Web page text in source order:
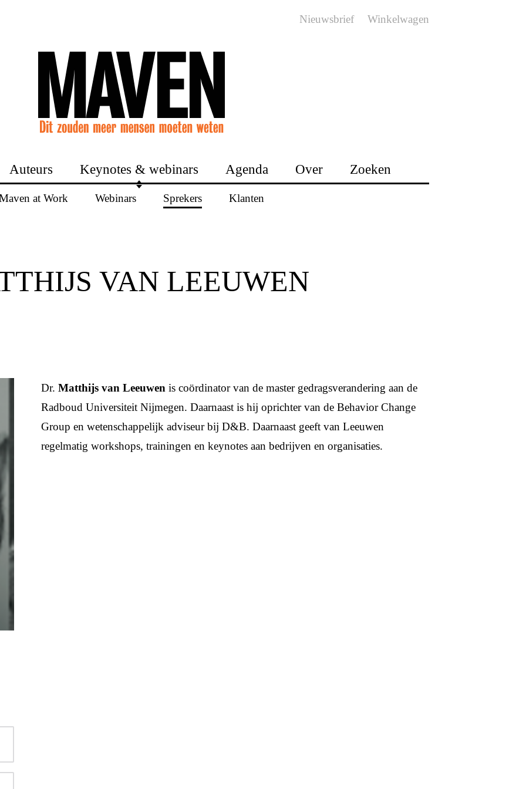
Nieuwsbrief Winkelwagen
Auteurs Keynotes & webinars
at Work Webinars Sprekers Klanten
Agenda Over Zoeken
VAN LEEUWEN
Dr.Matthijs van Leeuwen is coördinator van de master gedragsverandering aan de
Radboud Universiteit Nijmegen. Daarnaast is hij oprichter van de Behavior Change
Group en wetenschappelijk adviseur bij D&B. Daarnaast geeft van Leeuwen
regelmatig workshops, trainingen en keynotes aan bedrijven en organisaties.